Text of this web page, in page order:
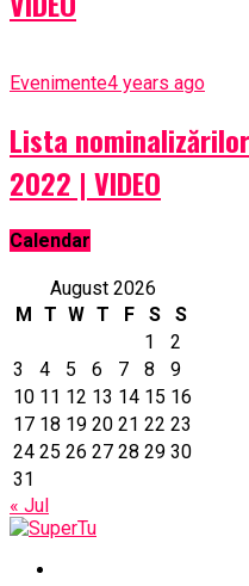
Evenimente4 years ago
Lista
2022 | VIDEO
Calendar
August 2026
M
T W T F S
S
1
2
3
4 5 6 7 8
9
10 11 12 13 14 15 16
17 18 19 20 21 22 23
24 25 26 27 28 29 30
31
« Jul